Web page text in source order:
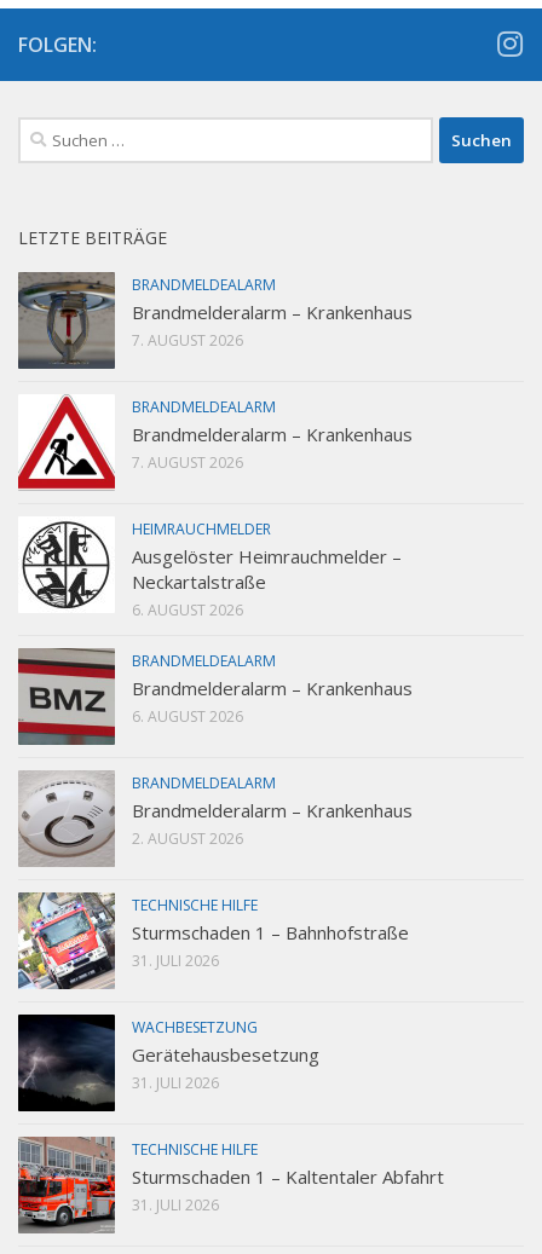
FOLGEN:
Suchen
nach:
LETZTE BEITRÄGE
BRANDMELDEALARM
Brandmelderalarm – Krankenhaus
7. AUGUST 2026
BRANDMELDEALARM
Brandmelderalarm – Krankenhaus
7. AUGUST 2026
HEIMRAUCHMELDER
Ausgelöster Heimrauchmelder –
Neckartalstraße
6. AUGUST 2026
BRANDMELDEALARM
Brandmelderalarm – Krankenhaus
6. AUGUST 2026
BRANDMELDEALARM
Brandmelderalarm – Krankenhaus
2. AUGUST 2026
TECHNISCHE HILFE
Sturmschaden 1 – Bahnhofstraße
31. JULI 2026
WACHBESETZUNG
Gerätehausbesetzung
31. JULI 2026
TECHNISCHE HILFE
Sturmschaden 1 – Kaltentaler Abfahrt
31. JULI 2026